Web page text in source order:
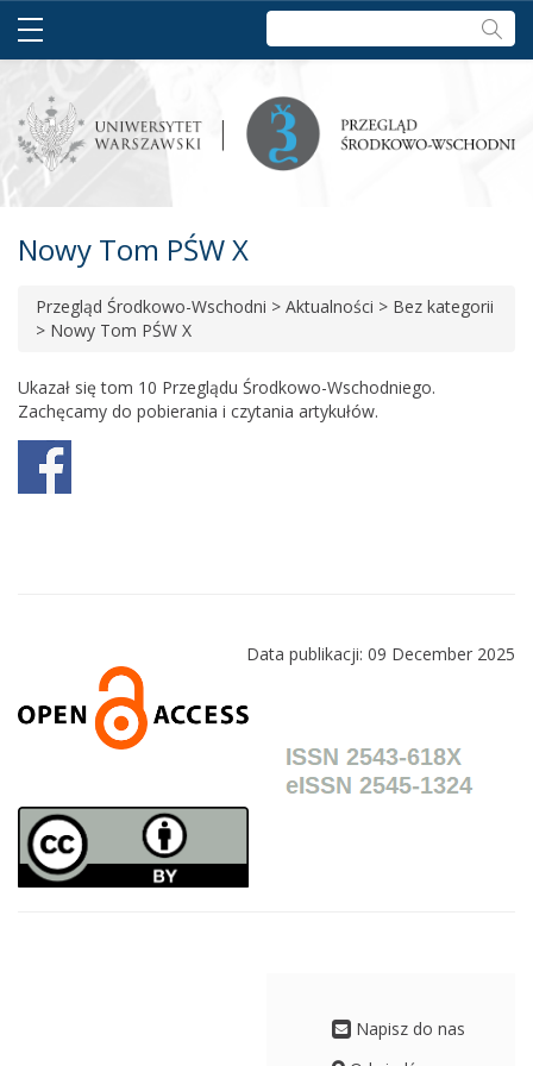
Szukaj:
Nowy Tom PŚW X
Przegląd Środkowo-Wschodni > Aktualności > Bez kategorii
> Nowy Tom PŚW X
Ukazał się tom 10 Przeglądu Środkowo-Wschodniego.
Zachęcamy do pobierania i czytania artykułów.
Data publikacji: 09 December 2025
Napisz do nas